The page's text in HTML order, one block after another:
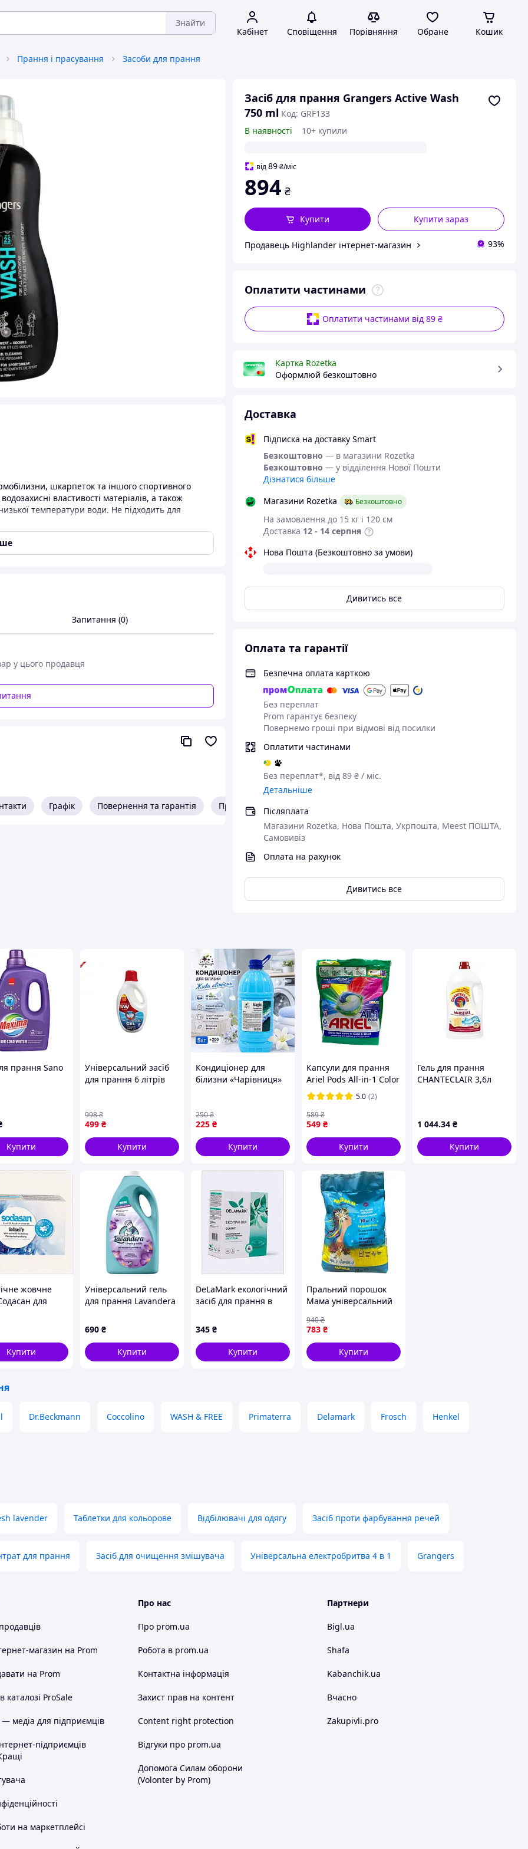
Знайти
Кабінет Сповіщення Порівняння Обране Кошик
Прання і прасування Засоби для прання
Засіб для прання Grangers Active Wash
750 ml Код: GRF133
В наявності
10+ купили
від89 ₴/міс
894 ₴
Купити зараз
Купити
Продавець Highlander інтернет-магазин 93%
Оплатити частинами
Оплатити частинами від 89 ₴
Картка Rozetka
Оформлюй безкоштовно
Доставка
Підписка на доставку Smart
Безкоштовно — в магазини Rozetka
Безкоштовно — у відділення Нової Пошти
Дізнатися більше
Магазини Rozetka
Безкоштовно
На замовлення до 15 кг і 120 см
Доставка 12 - 14 серпня
Нова Пошта (Безкоштовно за умови)
Дивитись все
Оплата та гарантії
Безпечна оплата карткою
Без переплат
Prom гарантує безпеку
Повернемо гроші при відмові від посилки
Оплатити частинами
Без переплат*, від 89 ₴ / міс.
Детальніше
Післяплата
Магазини Rozetka, Нова Пошта, Укрпошта, Meest ПОШТА,
Самовивіз
Оплата на рахунок
Дивитись все
шкарпеток та іншого спортивного
властивості матеріалів, а також
температури води. Не підходить для
:
(схвалено Bluesign®)
ml:
засобу
Запитання (0)
у цього продавця
Графік Повернення та гарантія Про продавця
прання Sano
Купити
Універсальний засіб
для прання 6 літрів
вашої білизни
499 ₴
998₴
Купити
Кондиціонер для
білизни «Чарівниця»
225 ₴
250₴
Купити
Капсули для прання
Ariel Pods All-in-1 Color
48 шт
5.0 (2)
549 ₴
589₴
Купити
Гель для прання
CHANTECLAIR 3,6л
1 044.34 ₴
Купити
жовчне
для
Купити
Універсальний гель
для прання Lavandera
універсальний зі
свіжим весняним
ароматом, 110 прань,
4.950 л
690 ₴
Купити
DeLaMark екологічний
засіб для прання в
823B6X902
345 ₴
Купити
Пральний порошок
Мама універсальний
783 ₴
940₴
Купити
Dr.Beckmann Coccolino WASH & FREE Primaterra Delamark Frosch Henkel
lavender Таблетки для кольорове Відбілювачі для одягу Засіб проти фарбування речей
для прання Засіб для очищення змішувача Універсальна електробритва 4 в 1 Grangers
магазин на Prom
на Prom
каталозі ProSale
медіа для підприємців
підприємців
на маркетплейсі
Про нас
Про prom.ua
Робота в prom.ua
Контактна інформація
Захист прав на контент
Content right protection
Відгуки про prom.ua
Допомога Силам оборони
(Volonter by Prom)
Партнери
Bigl.ua
Shafa
Kabanchik.ua
Вчасно
Zakupivli.pro